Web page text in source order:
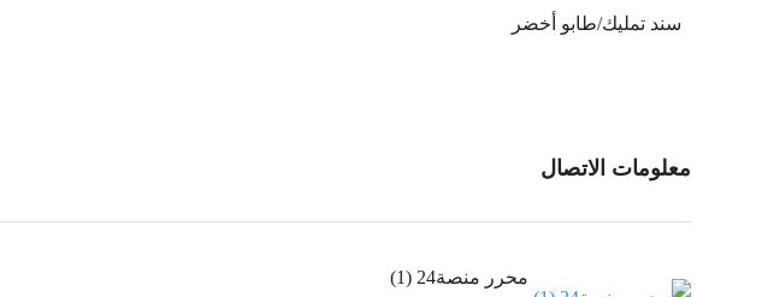
سند تمليك/طابو أخضر
معلومات الاتصال
محرر منصة24 (1)